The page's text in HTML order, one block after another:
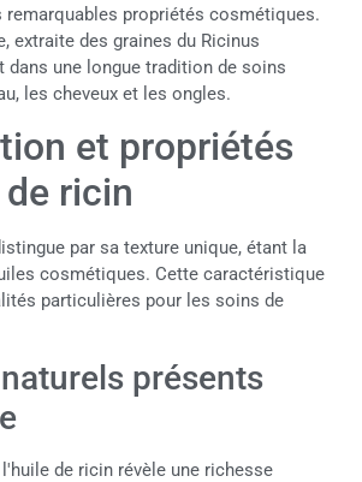
remarquables propriétés cosmétiques.
extraite des graines du Ricinus
une longue tradition de soins
les cheveux et les ongles.
et propriétés
ricin
par sa texture unique, étant la
cosmétiques. Cette caractéristique
particulières pour les soins de
présents
de ricin révèle une richesse